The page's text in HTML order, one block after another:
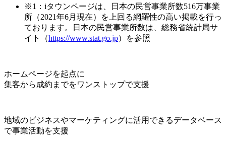
※1：iタウンページは、日本の民営事業所数516万事業
所（2021年6月現在）を上回る網羅性の高い掲載を行っ
ております。日本の民営事業所数は、総務省統計局サ
イト（https://www.stat.go.jp）を参照
ホームページを起点に
集客から成約までをワンストップで支援
地域のビジネスやマーケティングに活用できるデータベース
で事業活動を支援